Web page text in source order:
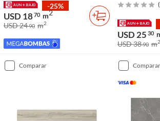
-25%
USD 1870 m2
USD 2490 m2
(
USD 25 30
USD 3890 m2
comparar comparar